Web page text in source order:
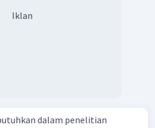
Iklan
dalam penelitian